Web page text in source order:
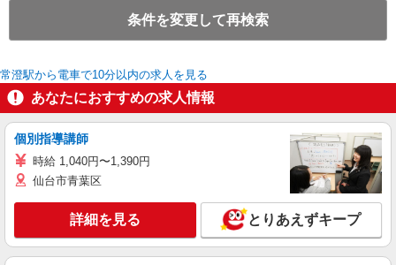
条件を変更して再検索
常澄駅から電車で10分以内の求人を見る
あなたにおすすめの求人情報
個別指導講師
時給 1,040円〜1,390円
仙台市青葉区
詳細を見る とりあえずキープ